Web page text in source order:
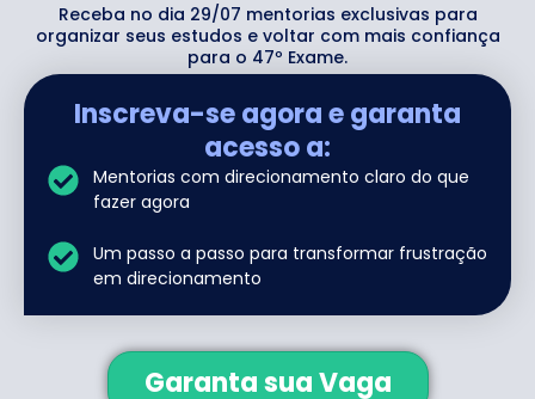
Receba no dia 29/07 mentorias exclusivas para
organizar seus estudos e voltar com mais confiança
para o 47º Exame.
Inscreva-se agora e garanta
acesso a:
Mentorias com direcionamento claro do que
fazer agora
Um passo a passo para transformar frustração
em direcionamento
Garanta sua Vaga